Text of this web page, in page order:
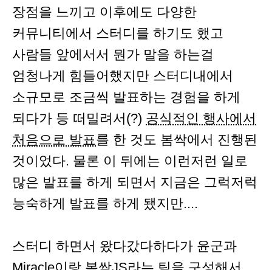
장점을 느끼고 이후에도 다양한
커뮤니티에서 스터디를 하기도 했고
사람들 앞에서서 뭔가 말을 하는걸
엄청나게 힘들어했지만 스터디내에서
소규모로 조금씩 발표하는 경험을 하게
되다가 등 떠밀려서(?) 공식적인 행사에서
처음으로 발표를 한 것도 봄싹에서 진행된
것이었다. 물론 이 뒤에는 이런저런 일로
많은 발표를 하게 되면서 지금은 그럭저럭
능숙하게 발표를 하게 됐지만....
스터디 하면서 왔다갔다하다가 윤군과